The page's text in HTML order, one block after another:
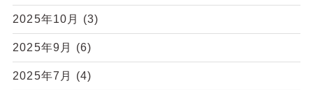
2025年10月 (3)
2025年9月 (6)
2025年7月 (4)